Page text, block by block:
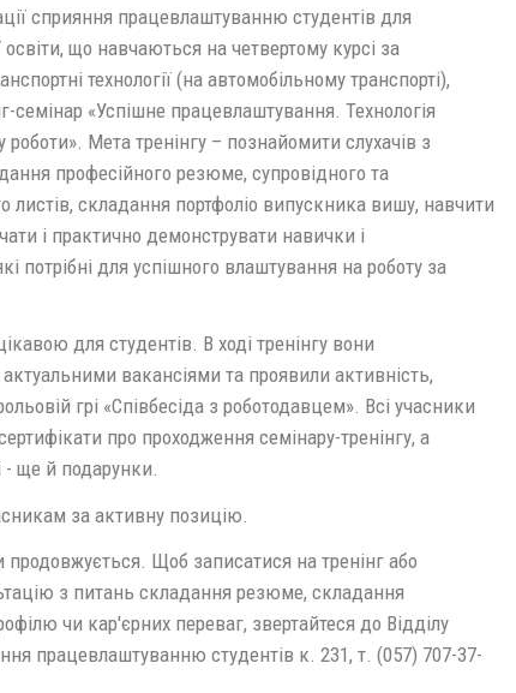
сприяння працевлаштуванню студентів для
що навчаються на четвертому курсі за
технології (на автомобільному транспорті),
семінар «Успішне працевлаштування. Технологія
Мета тренінгу – познайомити слухачів з
професійного резюме, супровідного та
листів, складання портфоліо випускника вишу, навчити
і практично демонструвати навички і
потрібні для успішного влаштування на роботу за
для студентів. В ході тренінгу вони
вакансіями та проявили активність,
грі «Співбесіда з роботодавцем». Всі учасники
про проходження семінару-тренінгу, а
- ще й подарунки.
за активну позицію.
продовжується. Щоб записатися на тренінг або
з питань складання резюме, складання
чи кар'єрних переваг, звертайтеся до Відділу
працевлаштуванню студентів к. 231, т. (057) 707-37-